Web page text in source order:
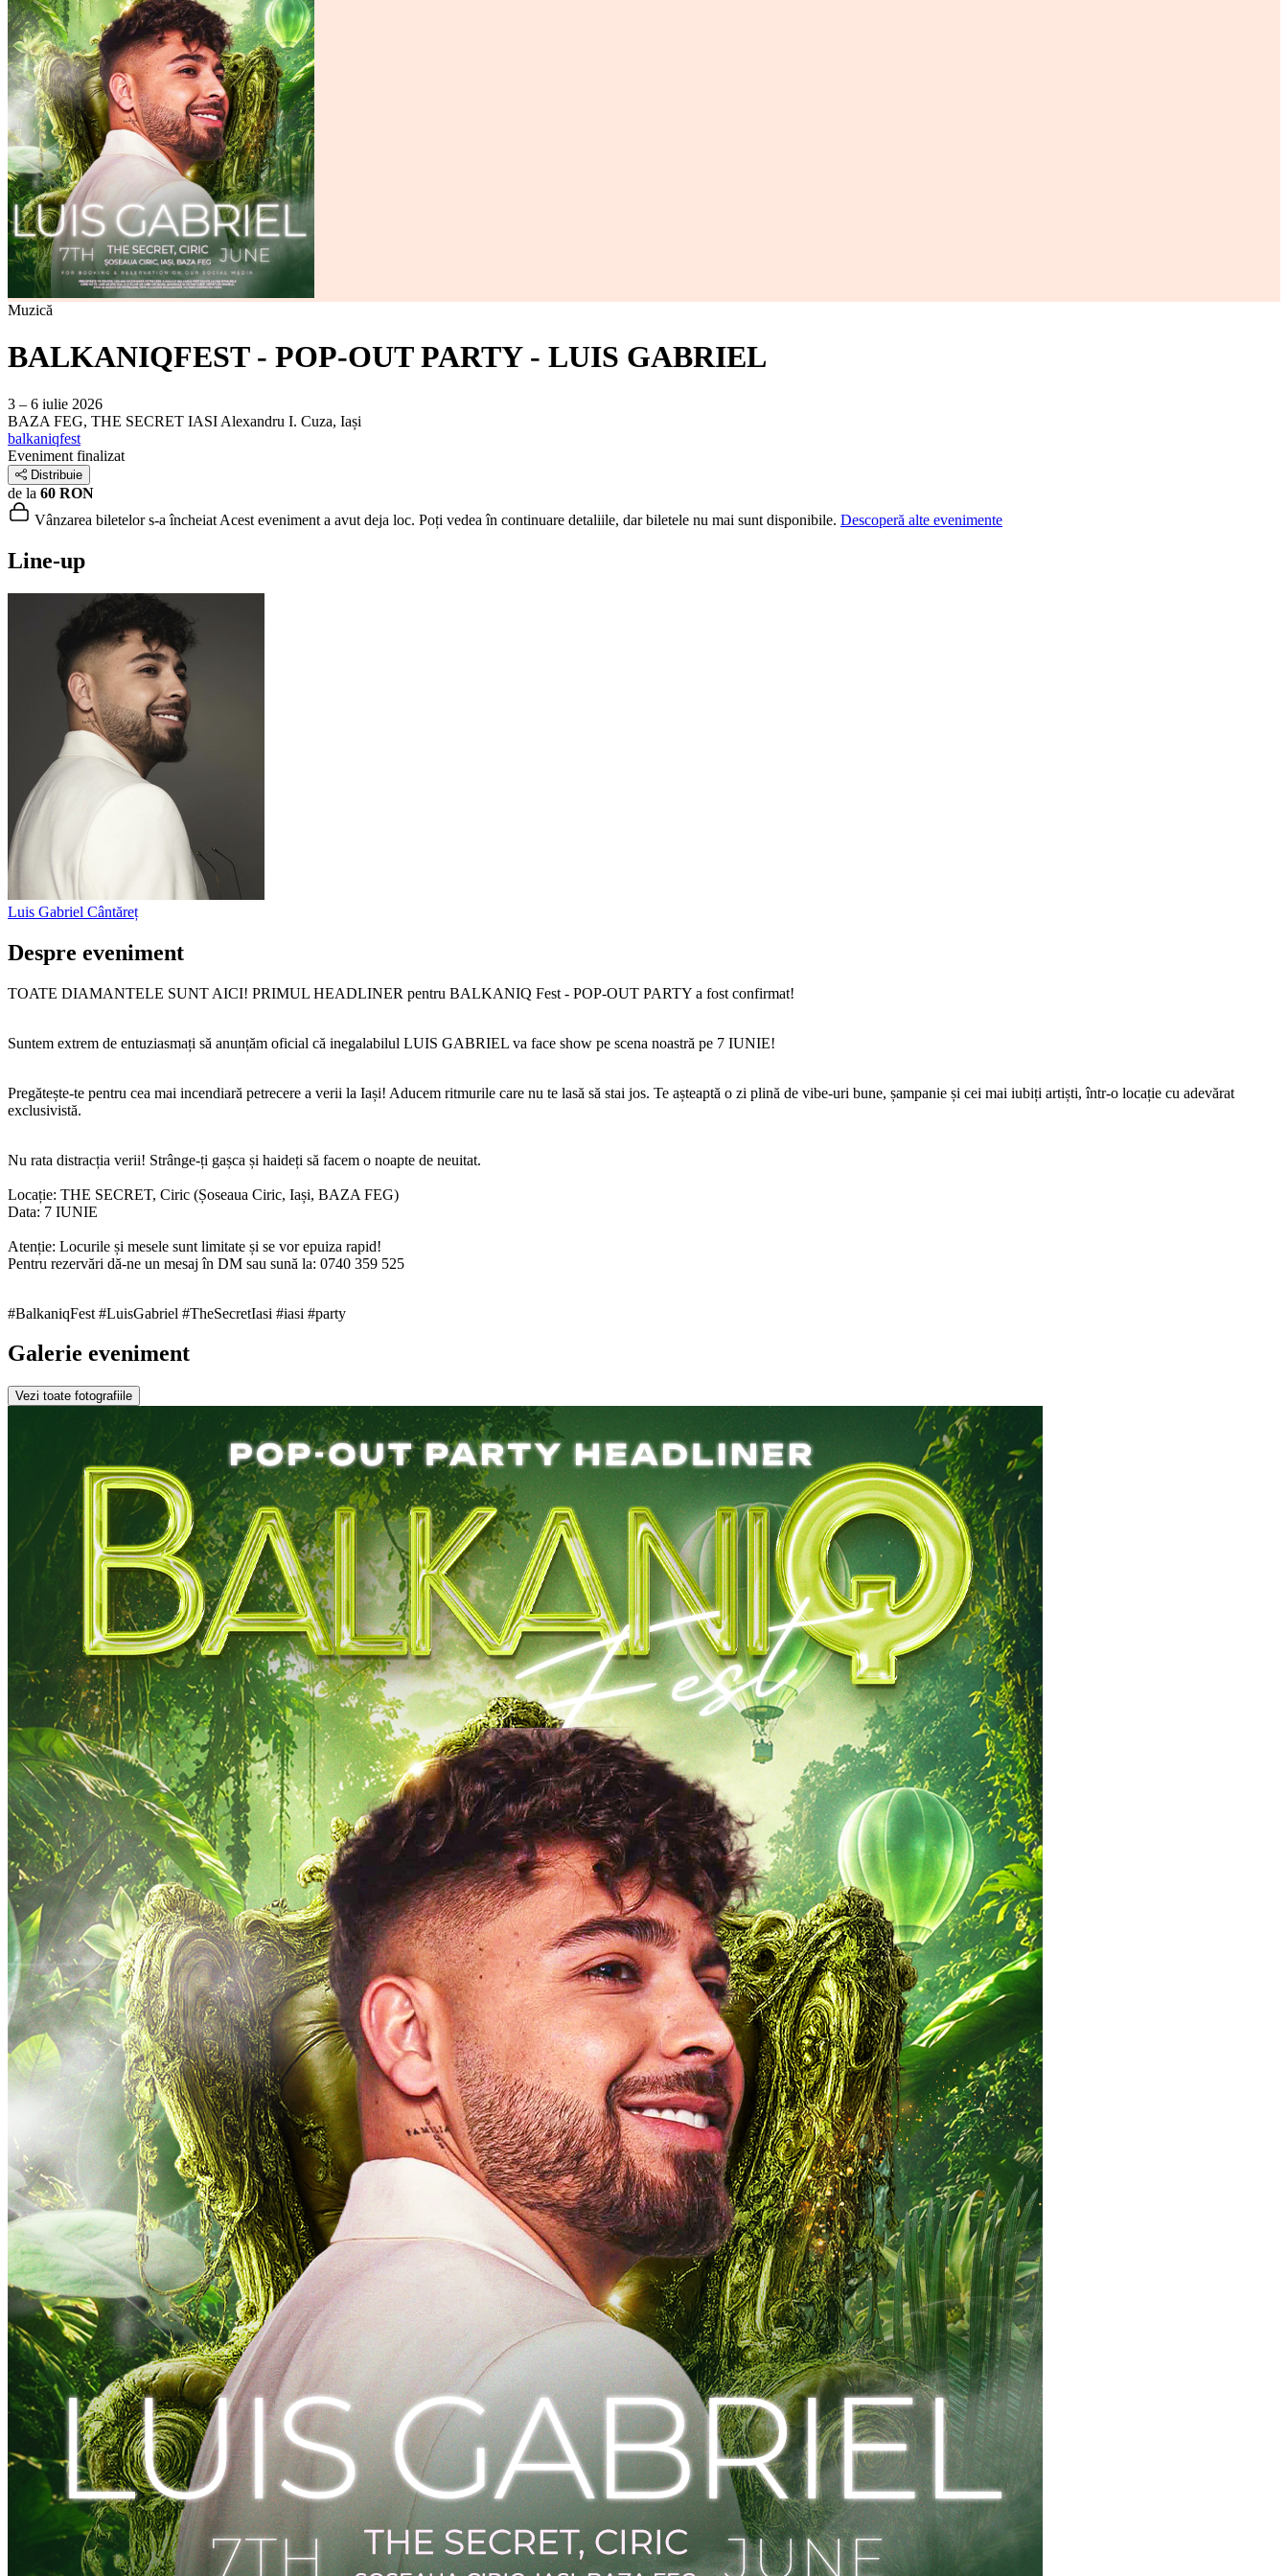
Muzică
BALKANIQFEST - POP-OUT PARTY - LUIS GABRIEL
3 – 6 iulie 2026
BAZA FEG, THE SECRET IASI Alexandru I. Cuza, Iași
balkaniqfest
Eveniment finalizat
Distribuie
de la 60 RON
Vânzarea biletelor s-a încheiat Acest eveniment a avut deja loc. Poți vedea în continuare detaliile, dar biletele nu mai sunt disponibile. Descoperă alte evenimente
Line-up
Luis Gabriel Cântăreț
Despre eveniment
TOATE DIAMANTELE SUNT AICI! PRIMUL HEADLINER pentru BALKANIQ Fest - POP-OUT PARTY a fost confirmat!
Suntem extrem de entuziasmați să anunțăm oficial că inegalabilul LUIS GABRIEL va face show pe scena noastră pe 7 IUNIE!
Pregătește-te pentru cea mai incendiară petrecere a verii la Iași! Aducem ritmurile care nu te lasă să stai jos. Te așteaptă o zi plină de vibe-uri bune, șampanie și cei mai iubiți artiști, într-o locație cu adevărat
exclusivistă.
Nu rata distracția verii! Strânge-ți gașca și haideți să facem o noapte de neuitat.
Locație: THE SECRET, Ciric (Șoseaua Ciric, Iași, BAZA FEG)
Data: 7 IUNIE
Atenție: Locurile și mesele sunt limitate și se vor epuiza rapid!
Pentru rezervări dă-ne un mesaj în DM sau sună la: 0740 359 525
#BalkaniqFest #LuisGabriel #TheSecretIasi #iasi #party
Galerie eveniment
Vezi toate fotografiile